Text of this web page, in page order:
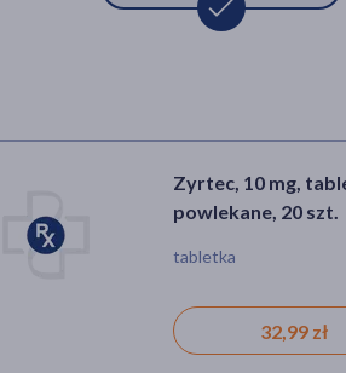
Zyrtec, 10 mg,
powlekane, 20 szt.
tabletka
32,99 zł